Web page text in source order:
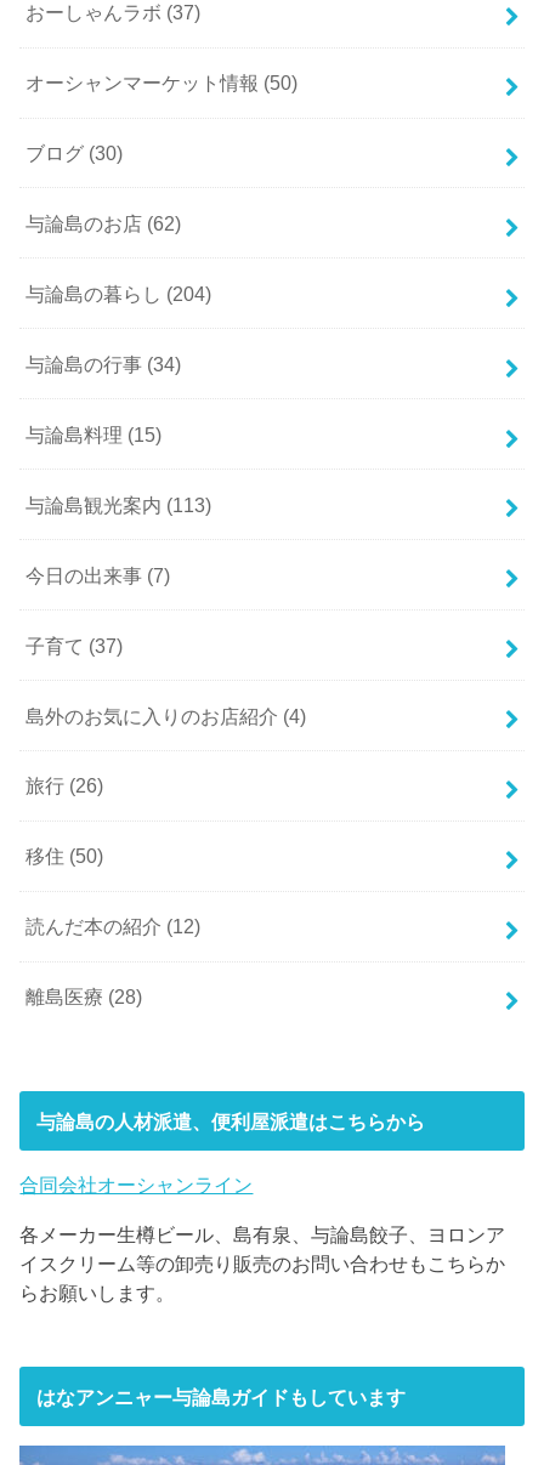
おーしゃんラボ (37)
オーシャンマーケット情報 (50)
ブログ (30)
与論島のお店 (62)
与論島の暮らし (204)
与論島の行事 (34)
与論島料理 (15)
与論島観光案内 (113)
今日の出来事 (7)
子育て (37)
島外のお気に入りのお店紹介 (4)
旅行 (26)
移住 (50)
読んだ本の紹介 (12)
離島医療 (28)
与論島の人材派遣、便利屋派遣はこちらから
合同会社オーシャンライン
各メーカー生樽ビール、島有泉、与論島餃子、ヨロンア
イスクリーム等の卸売り販売のお問い合わせもこちらか
らお願いします。
はなアンニャー与論島ガイドもしています